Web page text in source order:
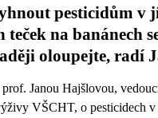
pesticidům v
teček na banánech
oloupejte, radí
Janou Hajšlovou,
VŠCHT, o pesticidech v